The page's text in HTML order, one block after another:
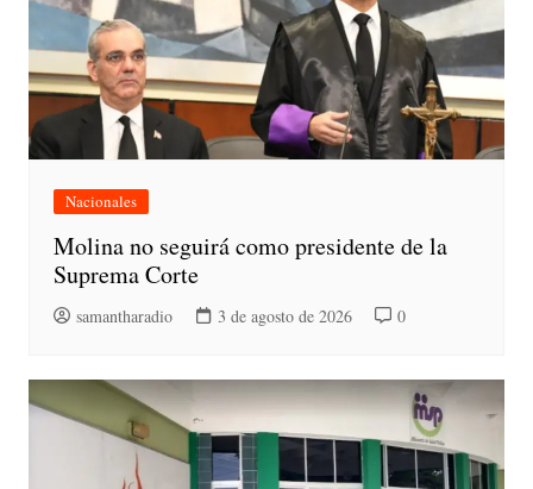
Nacionales
Molina no seguirá como presidente de la
Suprema Corte
samantharadio 3 de agosto de 2026 0